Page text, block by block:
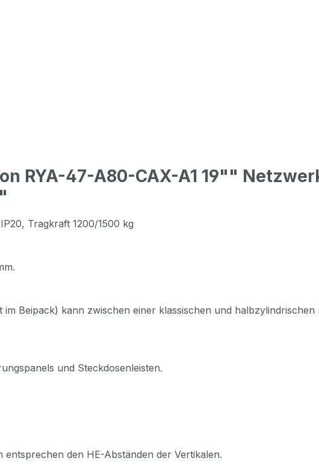
RYA-47-A80-CAX-A1 19""
Tragkraft 1200/1500 kg
Beipack) kann zwischen einer klassischen und
und Steckdosenleisten.
den HE-Abständen der Vertikalen.